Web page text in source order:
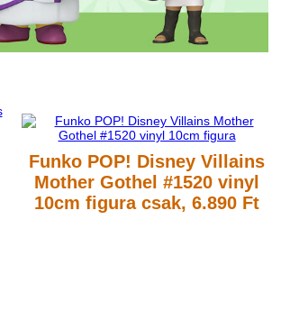
Funko POP! Disney Villains
Mother Gothel #1520 vinyl
10cm figuracsak, 6.890 Ft